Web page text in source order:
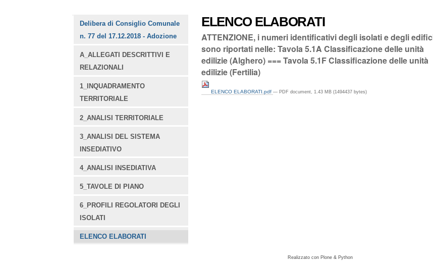
ELENCO ELABORATI
ATTENZIONE, i numeri identificativi degli isolati e degli
sono riportati nelle: Tavola 5.1A Classificazione delle unità
edilizie (Alghero) === Tavola 5.1F Classificazione delle unità
edilizie (Fertilia)
ELENCO ELABORATI.pdf — PDF document, 1.43 MB (1494437 bytes)
Navigazione
Delibera di Consiglio Comunale
n. 77 del 17.12.2018 - Adozione
A_ALLEGATI DESCRITTIVI E
RELAZIONALI
1_INQUADRAMENTO
TERRITORIALE
2_ANALISI TERRITORIALE
3_ANALISI DEL SISTEMA
INSEDIATIVO
4_ANALISI INSEDIATIVA
5_TAVOLE DI PIANO
6_PROFILI REGOLATORI DEGLI
ISOLATI
ELENCO ELABORATI
Realizzato con Plone & Python